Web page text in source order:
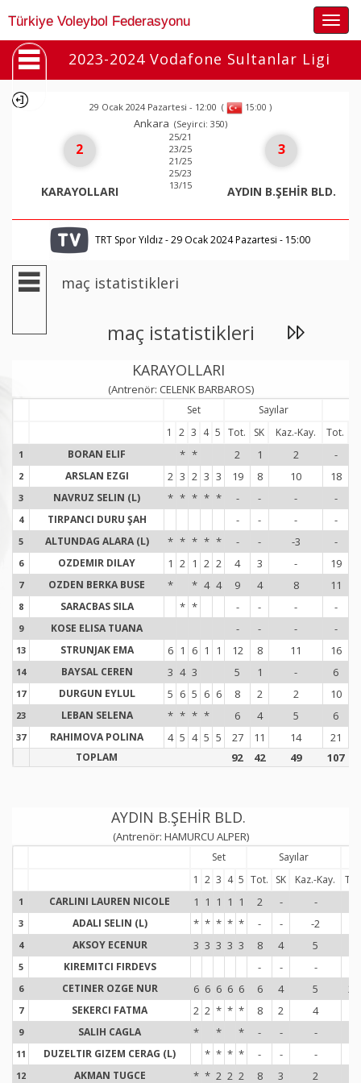
Türkiye Voleybol Federasyonu
2023-2024 Vodafone Sultanlar Ligi
29 Ocak 2024 Pazartesi - 12:00 ( 15:00 )
Ankara (Seyirci: 350)
2
KARAYOLLARI
25/21
23/25
21/25
25/23
13/15
3
AYDIN B.ŞEHİR BLD.
TRT Spor Yıldız - 29 Ocak 2024 Pazartesi - 15:00
maç istatistikleri
maç istatistikleri
KARAYOLLARI
(Antrenör: CELENK BARBAROS)
Set Sayılar
1
2 3 4 5 Tot. SK Kaz.-Kay. Tot.
1 BORAN ELIF * * 2 1 2 -
2 ARSLAN EZGI 2 3 2 3 3 19 8 10 18
3 NAVRUZ SELIN (L) * * * * * - - - -
4 TIRPANCI DURU ŞAH - - - -
5 ALTUNDAG ALARA (L) * * * * * - - -3 -
6 OZDEMIR DILAY 1 2 1 2 2 4 3 - 19
7 OZDEN BERKA BUSE * * 4 4 9 4 8 11
8 SARACBAS SILA * * - - - -
9 KOSE ELISA TUANA - - - -
13 STRUNJAK EMA 6 1 6 1 1 12 8 11 16
14 BAYSAL CEREN 3 4 3 5 1 - 6
17 DURGUN EYLUL 5 6 5 6 6 8 2 2 10
23 LEBAN SELENA * * * * 6 4 5 6
37 RAHIMOVA POLINA 4 5 4 5 5 27 11 14 21
TOPLAM 92 42 49 107
AYDIN B.ŞEHİR BLD.
(Antrenör: HAMURCU ALPER)
Set
Sayılar
1 2 3 4 5 Tot. SK Kaz.-Kay.
1 CARLINI LAUREN NICOLE 1 1 1 1 1 2 - -
3 ADALI SELIN (L) * * * * * - - -2
4 AKSOY ECENUR 3 3 3 3 3 8 4 5
5 KIREMITCI FIRDEVS - - -
6 CETINER OZGE NUR 6 6 6 6 6 6 4 5 20
7 SEKERCI FATMA 2 2 * * * 8 2 4
9 SALIH CAGLA * * * - - -
11 DUZELTIR GIZEM CERAG (L) * * * * - - -
12 AKMAN TUGCE * * 2 2 2 8 3 2